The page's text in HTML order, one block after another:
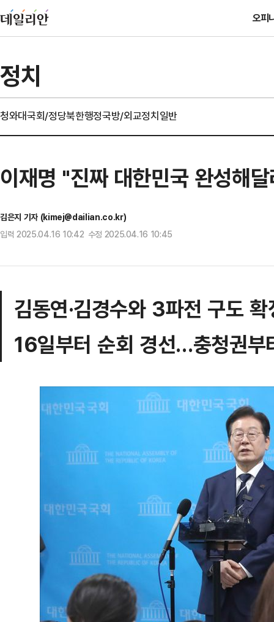
오피
정치
청와대국회/정당북한행정국방/외교정치일반
이재명 "진짜 대한민국 완성해
김은지 기자 (kimej@dailian.co.kr)
입력 2025.04.16 10:42 수정 2025.04.16 10:45
김동연·김경수와 3파전 구도 확
16일부터 순회 경선…충청권부